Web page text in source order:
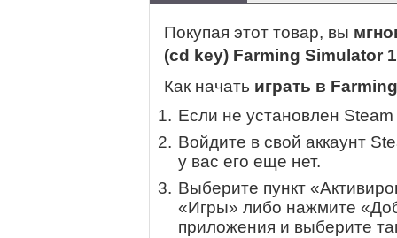
Покупая этот товар, вы
(cd key) Farming Simulator
Как начать играть в
Если не установлен
Войдите в свой аккаунт
у вас его еще нет.
Выберите пункт
«Игры» либо нажмите
приложения и выберите